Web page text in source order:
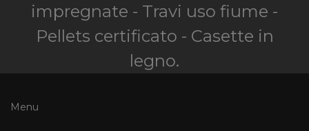
impregnate - Travi uso fiume -
Pellets certificato - Casette in
legno.
Menu